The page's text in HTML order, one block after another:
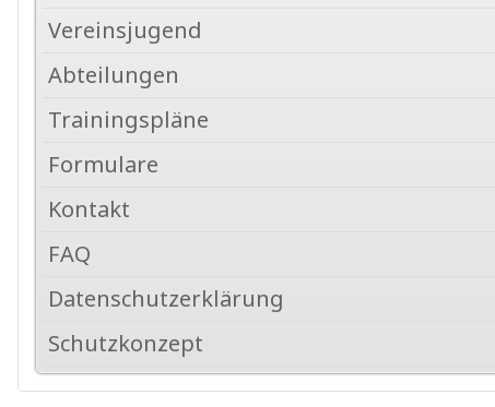
Vereinsjugend
Abteilungen
Trainingspläne
Formulare
Kontakt
FAQ
Datenschutzerklärung
Schutzkonzept